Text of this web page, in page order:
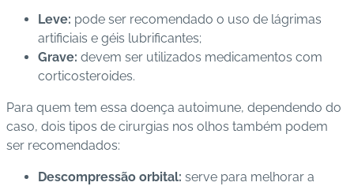
Leve: pode ser recomendado o uso de lágrimas
artificiais e géis lubrificantes;
Grave: devem ser utilizados medicamentos com
corticosteroides.
Para quem tem essa doença autoimune, dependendo do
caso, dois tipos de cirurgias nos olhos também podem
ser recomendados:
Descompressão orbital: serve para melhorar a